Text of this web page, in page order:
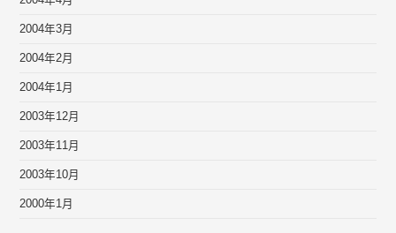
2004年3月
2004年2月
2004年1月
2003年12月
2003年11月
2003年10月
2000年1月